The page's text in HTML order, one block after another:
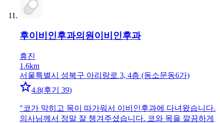
후이비인후과의원 이비인후과
휴진
1.6km
서울특별시 성북구 아리랑로 3, 4층 (동소문동6가)
4.8(후기 39)
"코가 막히고 목이 따가워서 이비인후과에 다녀왔습니다.
의사님께서 정말 잘 챙겨주셨습니다. 코와 목을 깔끔하게